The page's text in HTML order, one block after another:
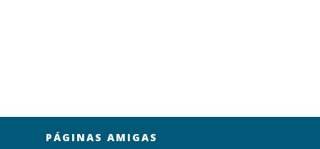
PÁGINAS AMIGAS